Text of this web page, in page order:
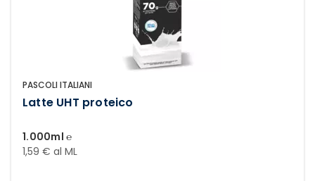
PASCOLI ITALIANI
Latte UHT proteico
1.000ml ℮
1,59 € al ML